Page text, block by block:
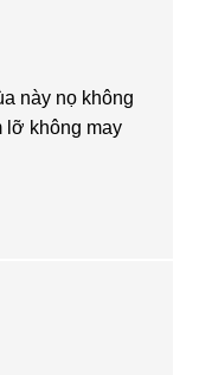
này nọ không
lỡ không may